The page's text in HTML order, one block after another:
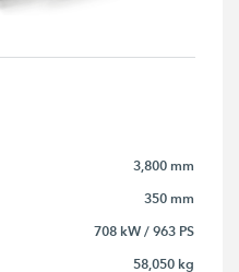
3,800 mm
350 mm
708 kW / 963 PS
58,050 kg